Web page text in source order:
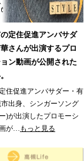
定住促進アンバサダ
さんが出演するプロ
ン動画が公開された
住促進アンバサダー・有
出身、シンガーソング
)が出演したプロモーシ
が… もっと見る